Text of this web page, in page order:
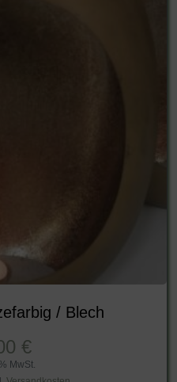
/ Blech
€
MwSt.